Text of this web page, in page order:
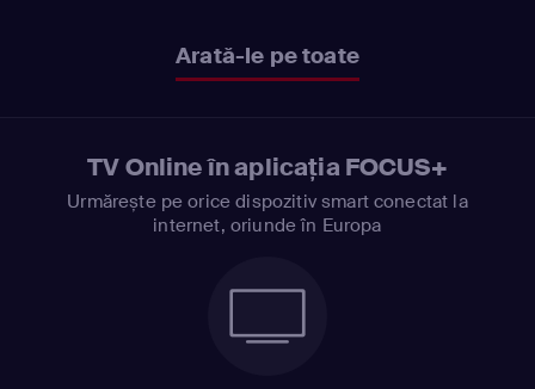
Arată-le pe toate
TV Online în aplicația FOCUS+
Urmărește pe orice dispozitiv smart conectat la
internet, oriunde în Europa